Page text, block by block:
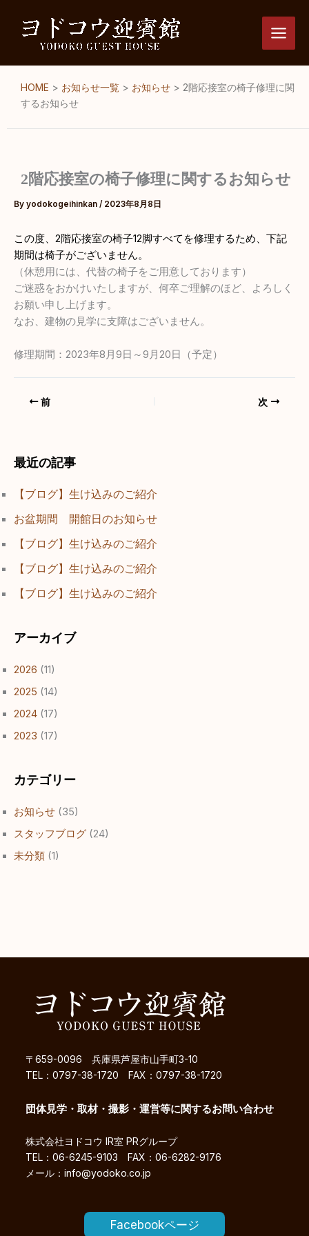
HOME > お知らせ一覧 > お知らせ > 2階応接室の椅子修理に関
するお知らせ
2階応接室の椅子修理に関するお知らせ
By yodokogeihinkan / 2023年8月8日
この度、2階応接室の椅子12脚すべてを修理するため、下記
期間は椅子がございません。
（休憩用には、代替の椅子をご用意しております）
ご迷惑をおかけいたしますが、何卒ご理解のほど、よろしく
お願い申し上げます。
なお、建物の見学に支障はございません。
修理期間：2023年8月9日～9月20日（予定）
前 次
最近の記事
【ブログ】生け込みのご紹介
お盆期間 開館日のお知らせ
【ブログ】生け込みのご紹介
【ブログ】生け込みのご紹介
【ブログ】生け込みのご紹介
アーカイブ
2026 (11)
2025 (14)
2024 (17)
2023 (17)
カテゴリー
お知らせ (35)
スタッフブログ (24)
未分類 (1)
〒659-0096 兵庫県芦屋市山手町3-10
TEL：0797-38-1720 FAX：0797-38-1720
団体見学・取材・撮影・運営等に関するお問い合わせ
株式会社ヨドコウ IR室 PRグループ
TEL：06-6245-9103 FAX：06-6282-9176
メール：info@yodoko.co.jp
Facebookページ